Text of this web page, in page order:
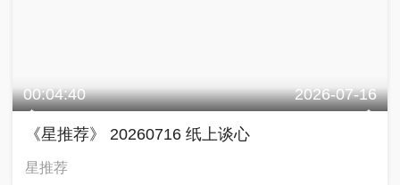
00:04:40 2026-07-16
《星推荐》 20260716 纸上谈心
星推荐